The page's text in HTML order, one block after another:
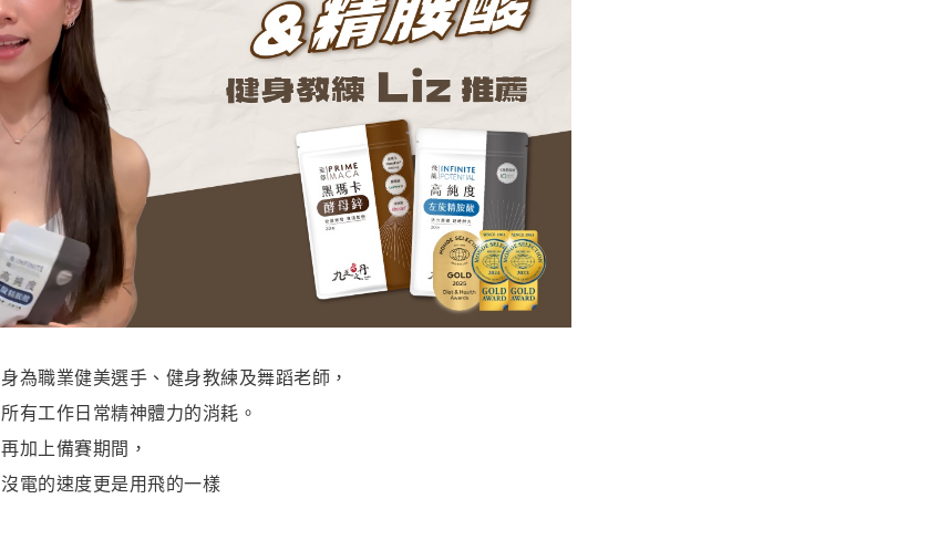
身為職業健美選手、健身教練及舞蹈老師，
所有工作日常精神體力的消耗。
再加上備賽期間，
沒電的速度更是用飛的一樣